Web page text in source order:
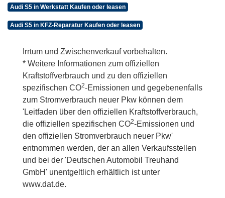
Audi S5 in Werkstatt Kaufen oder leasen
Audi S5 in KFZ-Reparatur Kaufen oder leasen
Irrtum und Zwischenverkauf vorbehalten.
* Weitere Informationen zum offiziellen
Kraftstoffverbrauch und zu den offiziellen
spezifischen CO2-Emissionen und gegebenenfalls
zum Stromverbrauch neuer Pkw können dem
'Leitfaden über den offiziellen Kraftstoffverbrauch,
die offiziellen spezifischen CO2-Emissionen und
den offiziellen Stromverbrauch neuer Pkw'
entnommen werden, der an allen Verkaufsstellen
und bei der 'Deutschen Automobil Treuhand
GmbH' unentgeltlich erhältlich ist unter
www.dat.de.